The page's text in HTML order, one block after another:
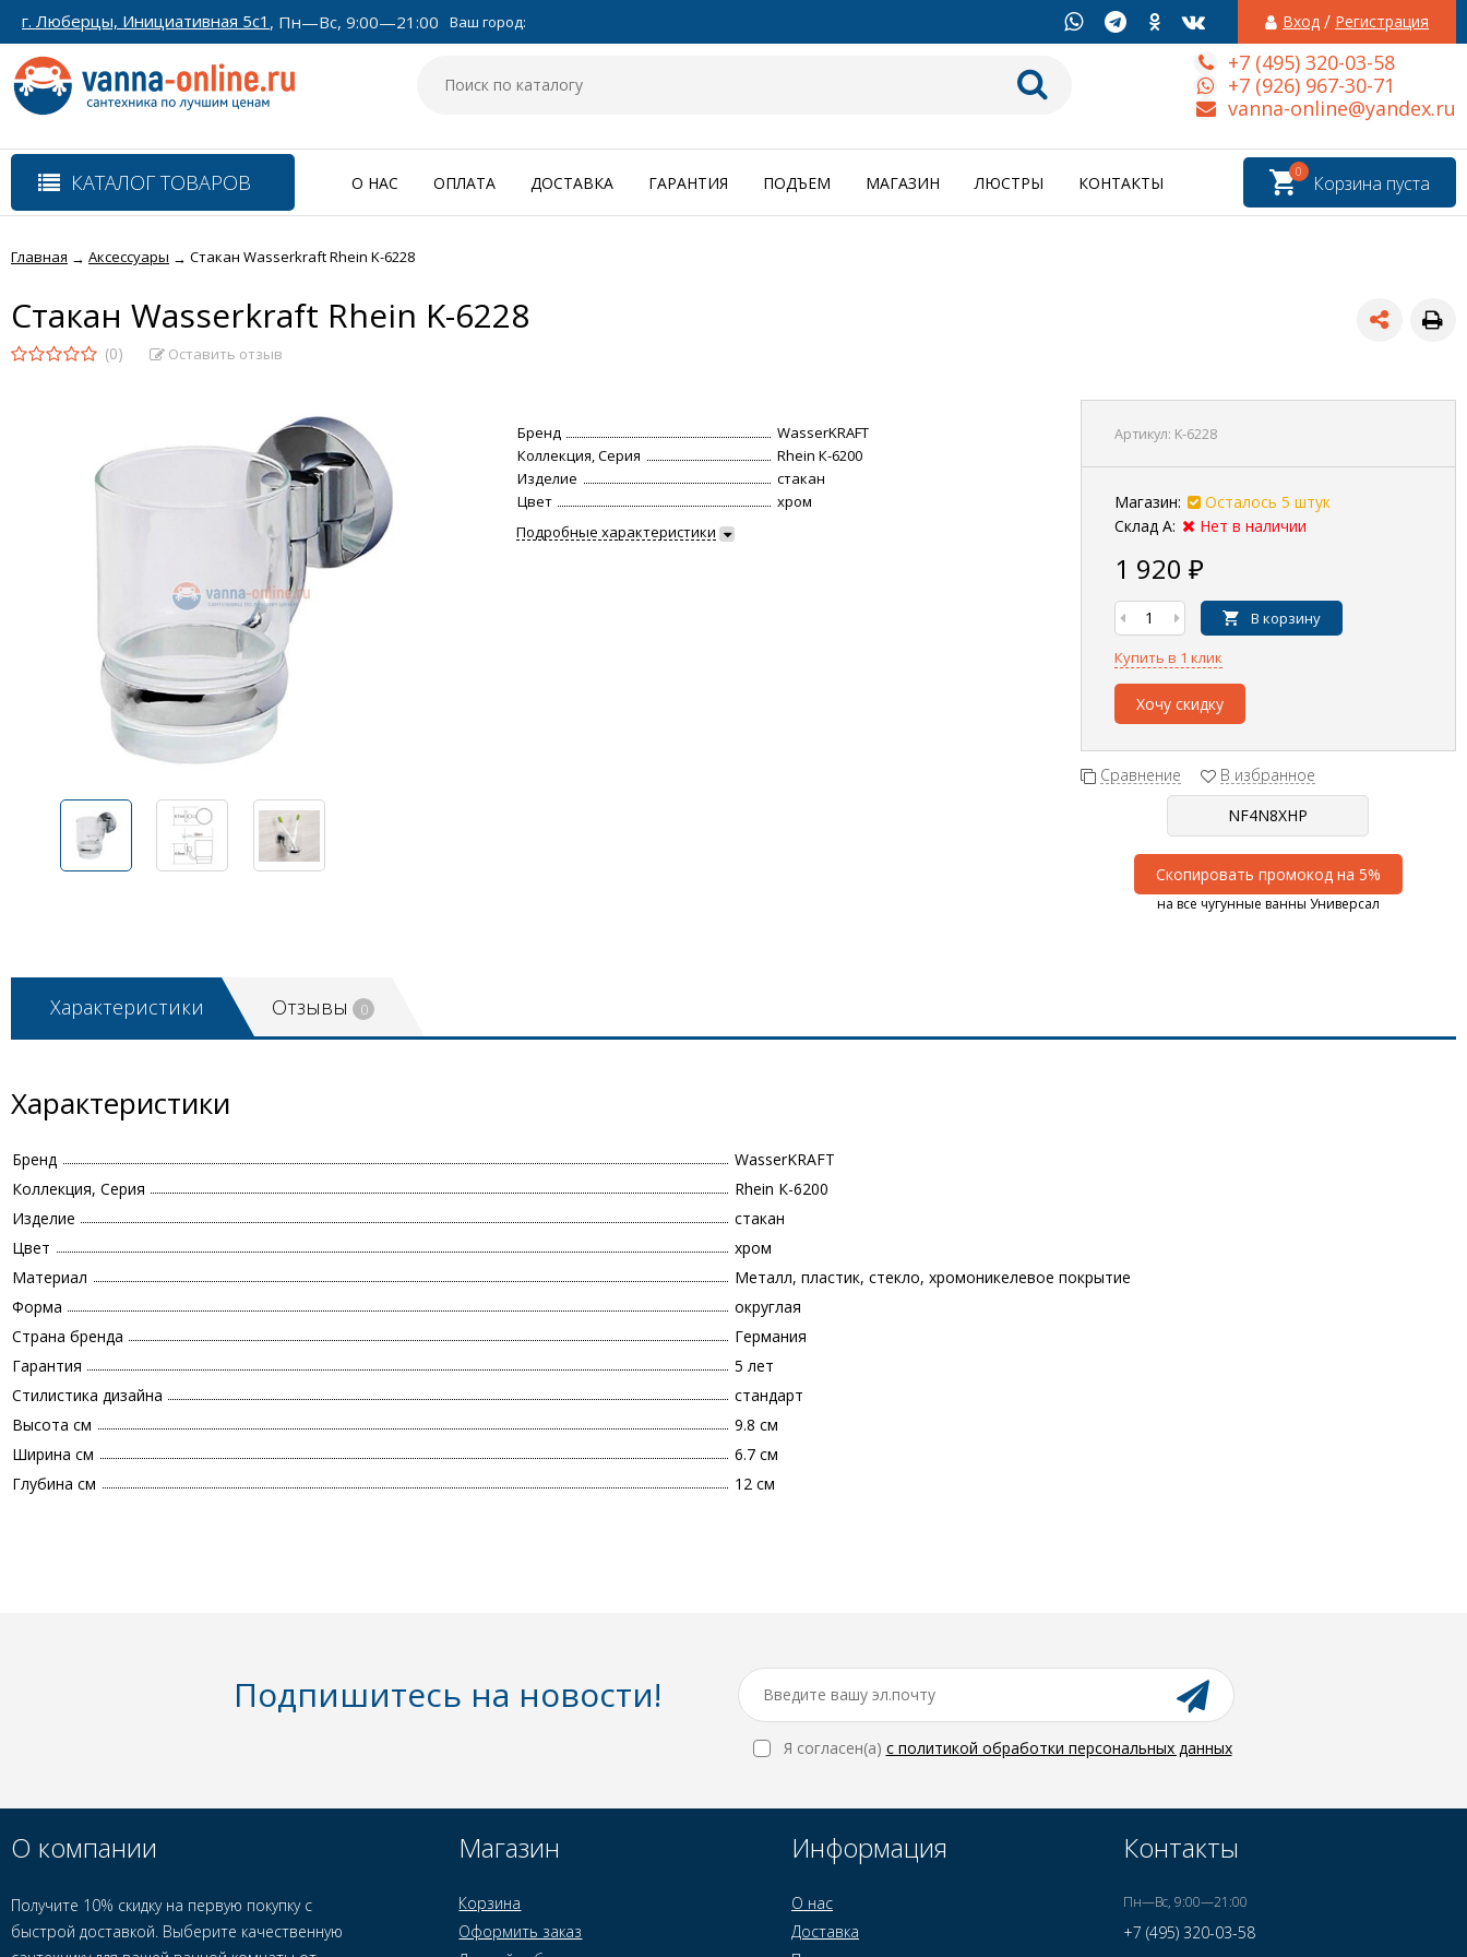
г. Люберцы, Инициативная 5с1 , Пн—Вс, 9:00—21:00 Ваш город: Вход / Регистрация
+7 (495) 320-03-58
+7 (926) 967-30-71
vanna-online@yandex.ru
КАТАЛОГ ТОВАРОВ Корзина пуста
0
О НАС ОПЛАТА ДОСТАВКА ГАРАНТИЯ ПОДЪЕМ МАГАЗИН ЛЮСТРЫ КОНТАКТЫ
Главная → Аксессуары → Стакан Wasserkraft Rhein K-6228
Стакан Wasserkraft Rhein K-6228
(0) Оставить отзыв
Артикул: K-6228
Магазин:
Осталось 5 штук
Склад А:
Нет в наличии
1 920 ₽
В корзину
Купить в 1 клик
Хочу скидку
Сравнение В избранное
Скопировать промокод на 5%
на все чугунные ванны Универсал
Бренд
WasserKRAFT
Коллекция, Серия
Rhein К-6200
Изделие
стакан
Цвет
хром
Подробные характеристики
Характеристики Отзывы 0
Характеристики
Бренд
WasserKRAFT
Коллекция, Серия
Rhein К-6200
Изделие
стакан
Цвет
хром
Материал
Металл, пластик, стекло, хромоникелевое покрытие
Форма
округлая
Страна бренда
Германия
Гарантия
5 лет
Стилистика дизайна
стандарт
Высота см
9.8 см
Ширина см
6.7 см
Глубина см
12 см
Подпишитесь на новости!
Я согласен(a) с политикой обработки персональных данных
О компании
Получите 10% скидку на первую покупку с
быстрой доставкой. Выберите качественную
Магазин
Корзина
Оформить заказ
Информация
О нас
Доставка
Контакты
Пн—Вс, 9:00—21:00
+7 (495) 320-03-58